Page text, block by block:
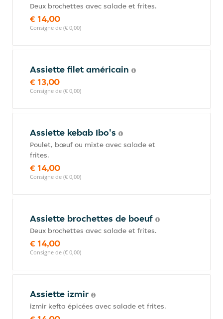
Deux brochettes avec salade et frites.
€ 14,00
Consigne de (€ 0,00)
Assiette filet américain
€ 13,00
Consigne de (€ 0,00)
Assiette kebab Ibo's
Poulet, bœuf ou mixte avec salade et
frites.
€ 14,00
Consigne de (€ 0,00)
Assiette brochettes de boeuf
Deux brochettes avec salade et frites.
€ 14,00
Consigne de (€ 0,00)
Assiette izmir
izmir kefta épicées avec salade et frites.